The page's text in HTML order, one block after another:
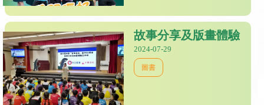
故事分享及版畫體驗
2024-07-29
圖書